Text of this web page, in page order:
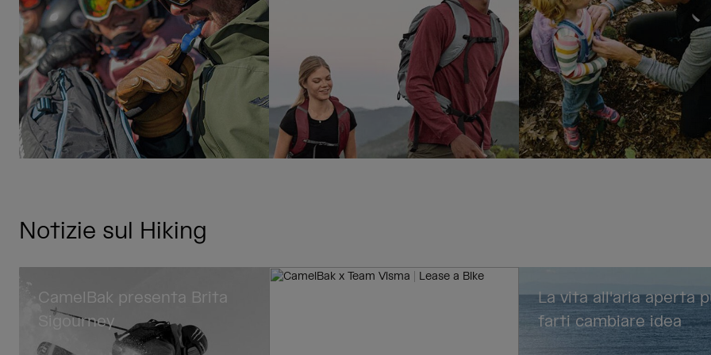
Notizie sul Hiking
CamelBak presenta Brita
Sigourney
La vita all'aria aperta
farti cambiare idea